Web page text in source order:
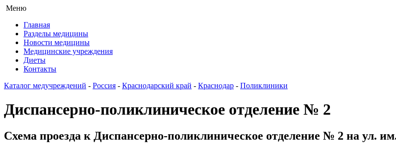
Меню
Главная
Разделы медицины
Новости медицины
Медицинские учреждения
Диеты
Контакты
Каталог медучреждений - Россия - Краснодарский край - Краснодар - Поликлиники
Диспансерно-поликлиническое отделение № 2
Схема проезда к Диспансерно-поликлиническое отделение № 2 на ул.